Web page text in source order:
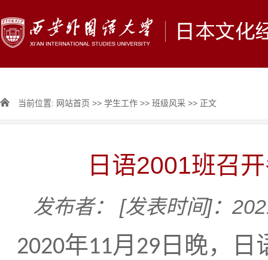
当前位置: 网站首页 >> 学生工作 >> 班级风采 >> 正文
日语2001班召
发布者： [发表时间]：
2020年11月 29 日晚，日